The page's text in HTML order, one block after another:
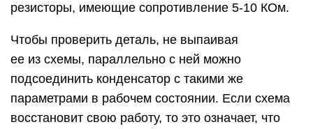
резисторы, имеющие сопротивление 5-10 КОм.
Чтобы проверить деталь, не выпаивая
ее из схемы, параллельно с ней можно
подсоединить конденсатор с такими же
параметрами в рабочем состоянии. Если схема
восстановит свою работу, то это означает, что